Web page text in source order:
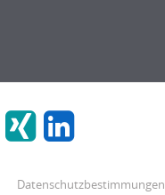
Datenschutzbestimmungen